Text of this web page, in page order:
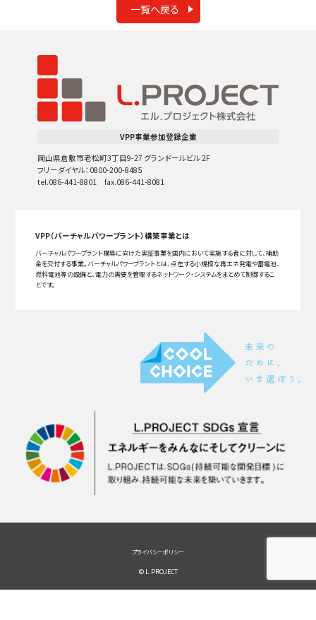
一覧へ戻る
VPP事業参加登録企業
岡山県倉敷市老松町3丁目9-27 グランドールビル 2F
フリーダイヤル：0800-200-8485
tel.086-441-8801 fax.086-441-8081
VPP（バーチャルパワープラント）構築事業とは
バーチャルパワープラント構築に向けた実証事業を国内において実施する者に対して、補助
金を交付する事業。バーチャルパワープラントとは、点在する小規模な再エネ発電や蓄電池、
燃料電池等の設備と、電力の需要を管理するネットワーク・システムをまとめて制御するこ
とです。
プライバシーポリシー
© L.PROJECT